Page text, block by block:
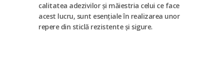
calitatea adezivilor și măiestria celui ce face
acest lucru, sunt esențiale în realizarea unor
repere din sticlă rezistente și sigure.